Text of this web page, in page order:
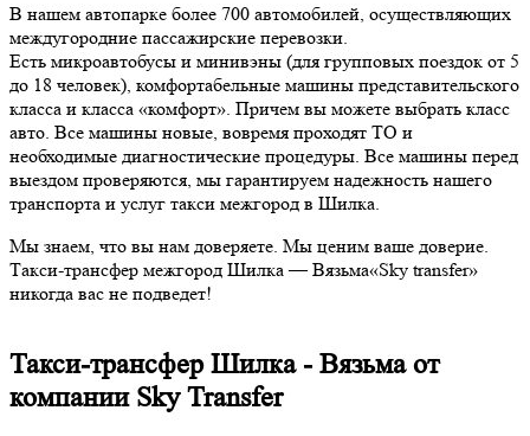
В нашем автопарке более 700 автомобилей, осуществляющих
междугородние пассажирские перевозки.
Есть микроавтобусы и минивэны (для групповых поездок от 5
до 18 человек), комфортабельные машины представительского
класса и класса «комфорт». Причем вы можете выбрать класс
авто. Все машины новые, вовремя проходят ТО и
необходимые диагностические процедуры. Все машины перед
выездом проверяются, мы гарантируем надежность нашего
транспорта и услуг такси межгород в Шилка.
Мы знаем, что вы нам доверяете. Мы ценим ваше доверие.
Такси-трансфер межгород Шилка — Вязьма«Sky transfer»
никогда вас не подведет!
Такси-трансфер Шилка - Вязьма от
компании Sky Transfer